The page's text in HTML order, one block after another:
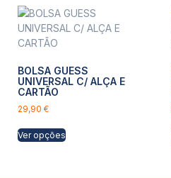
BOLSA GUESS
UNIVERSAL C/ ALÇA E
CARTÃO
29,90 €
Ver opções